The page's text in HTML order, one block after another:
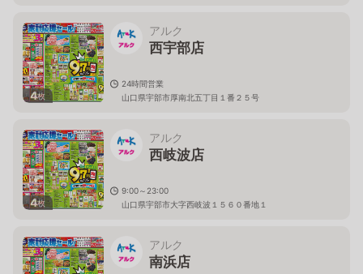
4枚
アルク
西宇部店
24時間営業
山口県宇部市厚南北五丁目１番２５号
4枚
アルク
西岐波店
9:00～23:00
山口県宇部市大字西岐波１５６０番地１
アルク
南浜店